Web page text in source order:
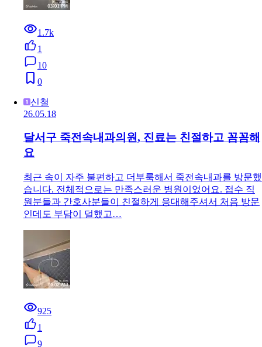
1.7k
1
10
0
신철
26.05.18
달서구 죽전속내과의원, 진료는 친절하고 꼼꼼해
요
최근 속이 자주 불편하고 더부룩해서 죽전속내과를 방문했
습니다. 전체적으로는 만족스러운 병원이었어요. 접수 직
원분들과 간호사분들이 친절하게 응대해주셔서 처음 방문
인데도 부담이 덜했고…
925
1
9